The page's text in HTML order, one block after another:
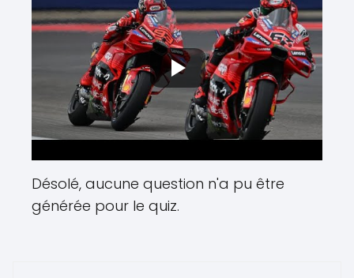
Désolé, aucune question n'a pu être
générée pour le quiz.